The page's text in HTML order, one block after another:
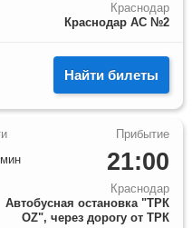
Краснодар
Краснодар АС №2
Найти билеты
21:00
Краснодар
Автобусная остановка "ТРК
OZ", через дорогу от ТРК
мин